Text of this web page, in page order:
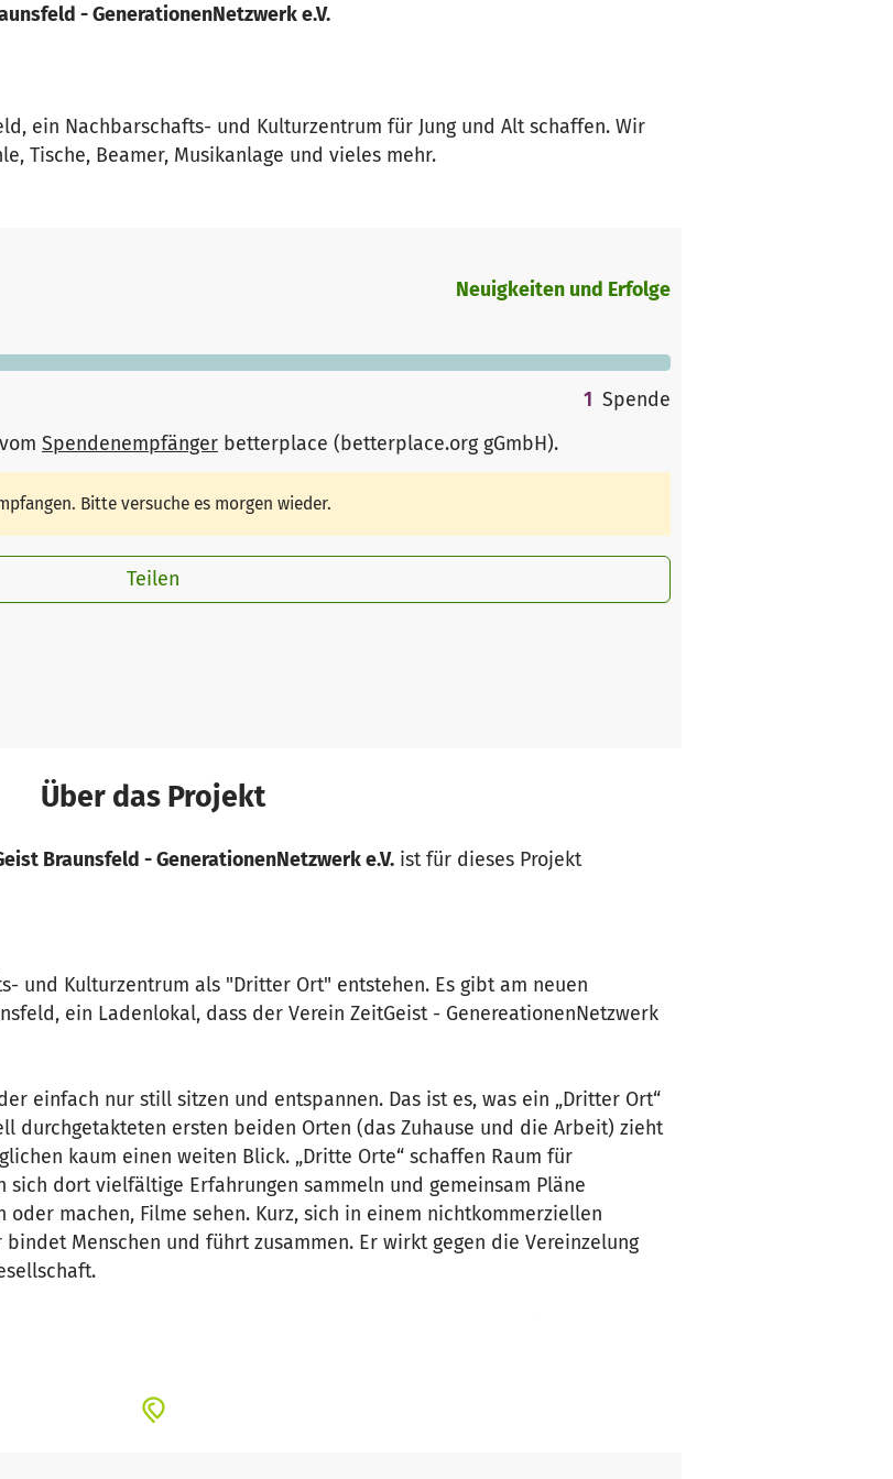
- GenerationenNetzwerk e.V.
ein Nachbarschafts- und Kulturzentrum für Jung und Alt schaffen. Wir
Tische, Beamer, Musikanlage und vieles mehr.
Neuigkeiten und Erfolge
1 Spende
vom Spendenempfänger betterplace (betterplace.org gGmbH).
Bitte versuche es morgen wieder.
Teilen
Über das Projekt
Braunsfeld - GenerationenNetzwerk e.V.ist für dieses Projekt
und Kulturzentrum als "Dritter Ort" entstehen. Es gibt am neuen
ein Ladenlokal, dass der Verein ZeitGeist - GenereationenNetzwerk
einfach nur still sitzen und entspannen. Das ist es, was ein „Dritter Ort“
durchgetakteten ersten beiden Orten (das Zuhause und die Arbeit) zieht
kaum einen weiten Blick. „Dritte Orte“ schaffen Raum für
sich dort vielfältige Erfahrungen sammeln und gemeinsam Pläne
oder machen, Filme sehen. Kurz, sich in einem nichtkommerziellen
Menschen und führt zusammen. Er wirkt gegen die Vereinzelung
geleistet. Der Verein hat z.Z. 34 Mitglieder, der Vorstand besteht aus